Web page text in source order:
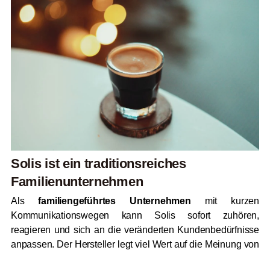
Solis ist ein traditionsreiches
Familienunternehmen
Alsfamiliengeführtes Unternehmen mit kurzen
Kommunikationswegen kann Solis sofort zuhören,
reagieren und sich an die veränderten Kundenbedürfnisse
anpassen. Der Hersteller legt viel Wert auf die Meinung von